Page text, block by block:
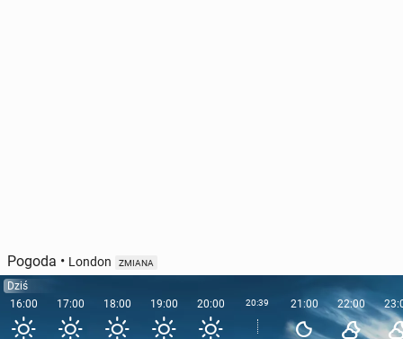
Pogoda • London ZMIANA
Dziś
16:00
17:00 18:00 19:00 20:00 20:39 21:00 22:00